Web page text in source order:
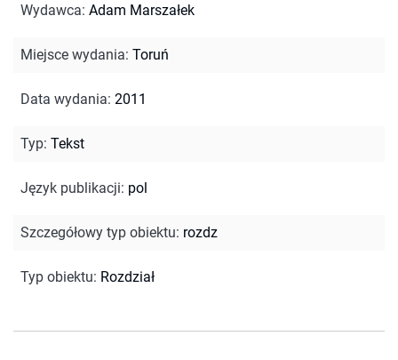
Wydawca: Adam Marszałek
Miejsce wydania: Toruń
Data wydania: 2011
Typ: Tekst
Język publikacji: pol
Szczegółowy typ obiektu: rozdz
Typ obiektu: Rozdział